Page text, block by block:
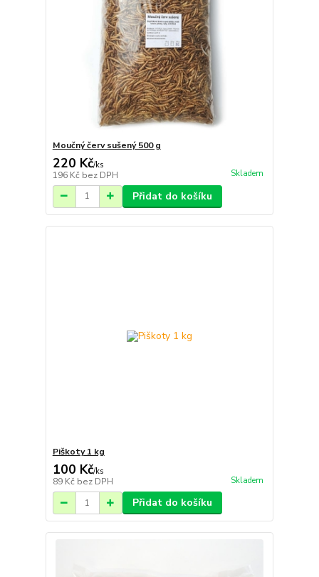
Moučný červ sušený 500 g
220 Kč/ks
196 Kč bez DPH Skladem
Přidat do košíku
Piškoty 1 kg
100 Kč/ks
89 Kč bez DPH Skladem
Přidat do košíku